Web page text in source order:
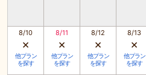
8/10
×
他プラン
を探す
8/11
×
他プラン
を探す
8/12
×
他プラン
を探す
8/13
×
他プラン
を探す